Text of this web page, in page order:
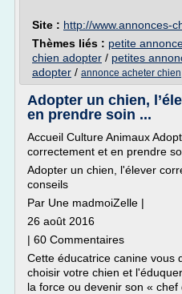
Site : http://www.annonces-
Thèmes liés : petite
chien adopter / petites
adopter / annonce acheter chien
Adopter un chien,
en prendre soin ...
Accueil Culture Animaux
correctement et en prendre
Adopter un chien, l'élever
conseils
Par Une madmoiZelle |
26 août 2016
| 60 Commentaires
Cette éducatrice canine vous
choisir votre chien et
la force ou devenir son « chef